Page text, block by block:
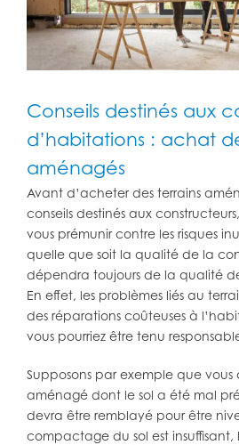
Conseils destinés aux
d’habitations : achat
aménagés
Avant d’acheter des terrains
conseils destinés aux
vous prémunir contre les risques
quelle que soit la qualité de la
dépendra toujours de la qualité
En effet, les problèmes liés au
des réparations coûteuses à
vous pourriez être tenu
Supposons par exemple que
aménagé dont le sol a été mal
devra être remblayé pour être
compactage du sol est